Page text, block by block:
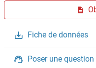
Fiche de données
Poser une